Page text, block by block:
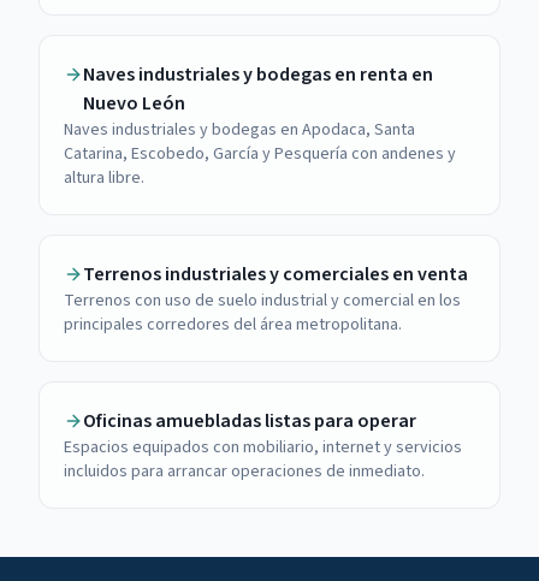
Naves industriales y bodegas en renta en
Nuevo León
Naves industriales y bodegas en Apodaca, Santa
Catarina, Escobedo, García y Pesquería con andenes y
altura libre.
Terrenos industriales y comerciales en venta
Terrenos con uso de suelo industrial y comercial en los
principales corredores del área metropolitana.
Oficinas amuebladas listas para operar
Espacios equipados con mobiliario, internet y servicios
incluidos para arrancar operaciones de inmediato.